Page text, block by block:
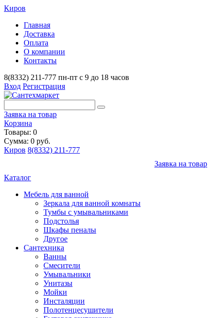
Киров
Главная
Доставка
Оплата
О компании
Контакты
8(8332) 211-777 пн-пт с 9 до 18 часов
Вход Регистрация
Заявка на товар
Корзина
Товары: 0
Сумма: 0 руб.
Киров 8(8332) 211-777
Заявка на товар
Каталог
Мебель для ванной
Зеркала для ванной комнаты
Тумбы с умывальниками
Подстолья
Шкафы пеналы
Другое
Сантехника
Ванны
Смесители
Умывальники
Унитазы
Мойки
Инсталяции
Полотенцесушители